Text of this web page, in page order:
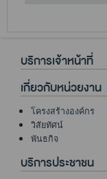
บริการเจ้าหน้าที่
เกี่ยวกับหน่วยงาน
โครงสร้างองค์กร
วิสัยทัศน์
พันธกิจ
บริการประชาชน